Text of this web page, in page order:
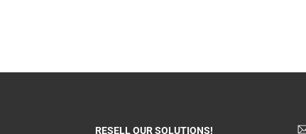
RESELL OUR SOLUTIONS!